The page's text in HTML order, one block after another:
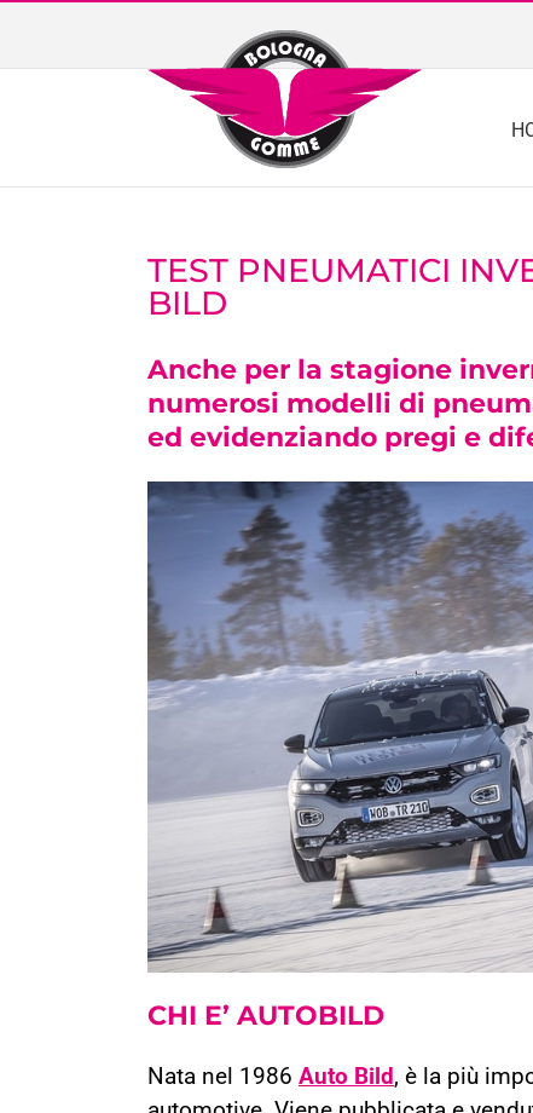
content
TEST PNEUMATICI
BILD
Anche per la stagione
numerosi modelli di
ed evidenziando pregi e
CHI E’ AUTOBILD
Nata nel 1986 Auto Bild, è la più